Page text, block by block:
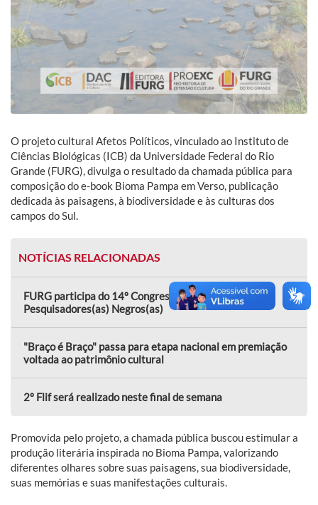
O projeto cultural Afetos Políticos, vinculado ao Instituto de
Ciências Biológicas (ICB) da Universidade Federal do Rio
Grande (FURG), divulga o resultado da chamada pública para
composição do e-book Bioma Pampa em Verso, publicação
dedicada às paisagens, à biodiversidade e às culturas dos
campos do Sul.
NOTÍCIAS RELACIONADAS
FURG participa do 14º Congresso Nacional de
Pesquisadores(as) Negros(as)
"Braço é Braço" passa para etapa nacional em premiação
voltada ao patrimônio cultural
2º Flif será realizado neste final de semana
Promovida pelo projeto, a chamada pública buscou estimular a
produção literária inspirada no Bioma Pampa, valorizando
diferentes olhares sobre suas paisagens, sua biodiversidade,
suas memórias e suas manifestações culturais.